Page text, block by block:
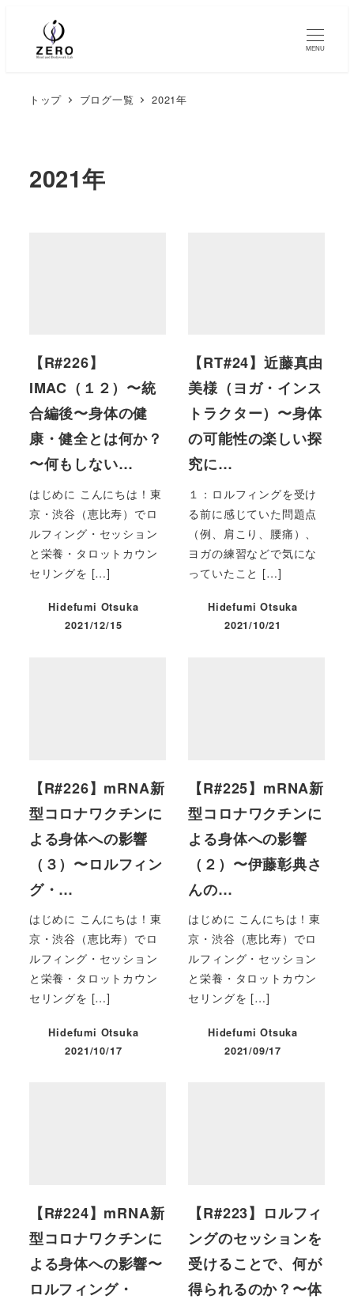
MENU
トップ ブログ一覧 2021年
2021年
【R#226】
IMAC（１２）〜統
合編後〜身体の健
康・健全とは何か？
〜何もしない…
はじめに こんにちは！東
京・渋谷（恵比寿）でロ
ルフィング・セッション
と栄養・タロットカウン
セリングを […]
Hidefumi Otsuka
投稿日
2021/12/15
【RT#24】近藤真由
美様（ヨガ・インス
トラクター）〜身体
の可能性の楽しい探
究に…
１：ロルフィングを受け
る前に感じていた問題点
（例、肩こり、腰痛）、
ヨガの練習などで気にな
っていたこと […]
Hidefumi Otsuka
投稿日
2021/10/21
【R#226】mRNA新
型コロナワクチンに
よる身体への影響
（３）〜ロルフィン
グ・…
はじめに こんにちは！東
京・渋谷（恵比寿）でロ
ルフィング・セッション
と栄養・タロットカウン
セリングを […]
Hidefumi Otsuka
投稿日
2021/10/17
【R#225】mRNA新
型コロナワクチンに
よる身体への影響
（２）〜伊藤彰典さ
んの…
はじめに こんにちは！東
京・渋谷（恵比寿）でロ
ルフィング・セッション
と栄養・タロットカウン
セリングを […]
Hidefumi Otsuka
投稿日
2021/09/17
【R#224】mRNA新
型コロナワクチンに
よる身体への影響〜
ロルフィング・
【R#223】ロルフィ
ングのセッションを
受けることで、何が
得られるのか？〜体